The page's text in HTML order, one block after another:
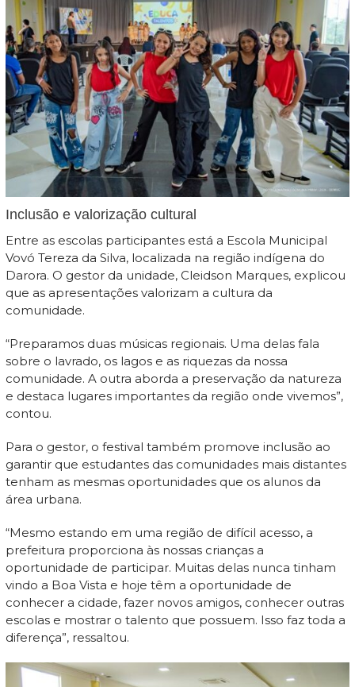
Inclusão e valorização cultural
Entre as escolas participantes está a Escola Municipal
Vovó Tereza da Silva, localizada na região indígena do
Darora. O gestor da unidade, Cleidson Marques, explicou
que as apresentações valorizam a cultura da
comunidade.
“Preparamos duas músicas regionais. Uma delas fala
sobre o lavrado, os lagos e as riquezas da nossa
comunidade. A outra aborda a preservação da natureza
e destaca lugares importantes da região onde vivemos”,
contou.
Para o gestor, o festival também promove inclusão ao
garantir que estudantes das comunidades mais distantes
tenham as mesmas oportunidades que os alunos da
área urbana.
“Mesmo estando em uma região de difícil acesso, a
prefeitura proporciona às nossas crianças a
oportunidade de participar. Muitas delas nunca tinham
vindo a Boa Vista e hoje têm a oportunidade de
conhecer a cidade, fazer novos amigos, conhecer outras
escolas e mostrar o talento que possuem. Isso faz toda a
diferença”, ressaltou.